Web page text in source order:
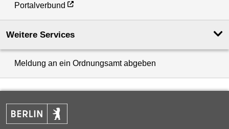
Portalverbund
Weitere Services
Meldung an ein Ordnungsamt abgeben